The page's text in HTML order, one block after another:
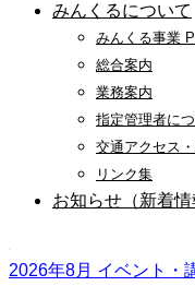
みんくるについて
みんくる事業
総合案内
業務案内
指定管理者に
交通アクセス
リンク集
お知らせ（新着情
2026年8月 イベント・